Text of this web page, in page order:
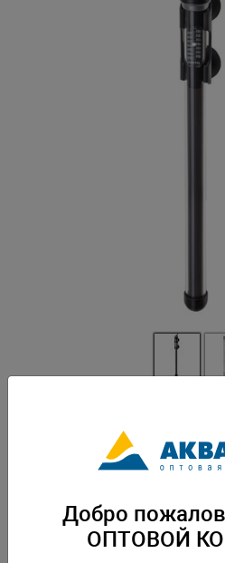
Объем аквариума : 180 - 250 л•
термостатом • Диапазон температур от
Скачать каталог
Добро
ОПТОВОЙ